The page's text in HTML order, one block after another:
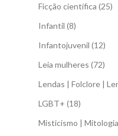
Ficção científica (25)
Infantil (8)
Infantojuvenil (12)
Leia mulheres (72)
Lendas | Folclore |
LGBT+ (18)
Misticismo |